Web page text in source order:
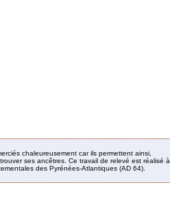
chaleureusement car ils permettent ainsi,
ses ancêtres. Ce travail de relevé est réalisé à
des Pyrénées-Atlantiques (AD 64).